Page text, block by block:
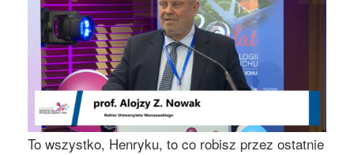
To wszystko, Henryku, to co robisz przez ostatnie